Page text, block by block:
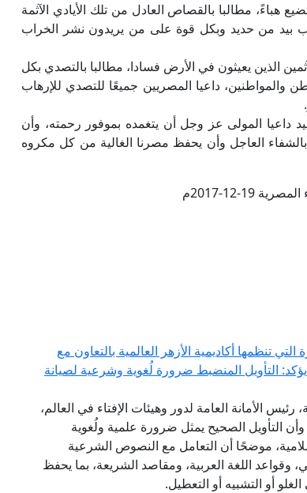
هباءً، مطالبا بالقصاص العادل من تلك الأيادي الآثمة
بيد من حديد وبكل قوة على من يريدون نشر الخراب
الذين يعيثون في الأرض فسادا، مطالبا بالتصدي بكل
داعيا المصريين جميعًا للتصدي للإرهاب
داعيا المولى عز وجل أن يتغمده بموفور رحمته، وأن
العاجل وأن يحفظ مصرنا الغالية من كل مكروه
19-12-2017م
تنظمها أكاديمية الأزهر العالمية بالتعاون مع
التأويل المنضبط ضرورة لُغوية وشرعية لصيانة
الأمانة العامة لدور وهيئات الإفتاء في العالم،
التأويل الصحيح يمثل ضرورة علمية ولُغوية
موضحًا أن التعامل مع النصوص الشرعية
اللغة العربية، ومقاصد الشريعة، بما يحفظ
أو التشبيه أو التعطيل.